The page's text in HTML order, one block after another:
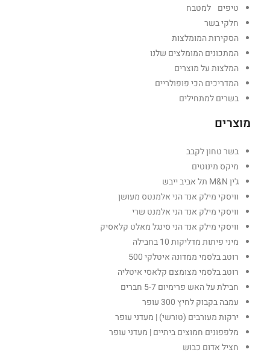
טיפים למטבח
חלקי בשר
הסקירות המומלצות
המתכונים המומלצים שלנו
המלצות על מוצרים
המדריכים הכי פופולריים
בשרים למתחילים
מוצרים
בשר טחון לקבב
מיקס מינוטים
ג'ין M&N תל אביב ייבש
וויסקי מילק אנד הני אלמנטס מעושן
וויסקי מילק אנד הני אלמנט שרי
וויסקי מילק אנד הני סינגל מאלט קלאסיק
מיני פיתות מדליקות 10 בחבילה
רוטב בלסמי ממדונה איטלקי 500
רוטב בלסמי מצומצם קלאסי איטליה
חבילת על האש פרימיום 5-7 חברים
עמבה בקבוק לחיץ 300 עופר
ירקות מעורבים (טורשי) | מעדני עופר
מלפפונים חמוצים ביתיים | מעדני עופר
חציל אדום כבוש